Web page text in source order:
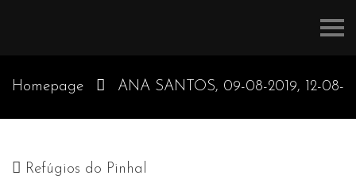
Homepage ANA SANTOS, 09-08-2019, 12-08-
Refúgios do Pinhal